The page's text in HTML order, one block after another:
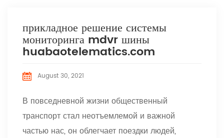
прикладное решение системы
мониторинга mdvr шины
huabaotelematics.com
August 30, 2021
В повседневной жизни общественный
транспорт стал неотъемлемой и важной
частью нас, он облегчает поездки людей,